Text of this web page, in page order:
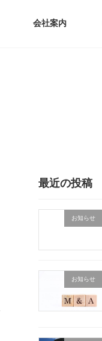
会社案内
最近の投稿
お知らせ
お知らせ